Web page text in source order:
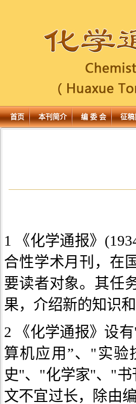
首页 本刊简介 编 委 会 征稿
1 《化学通报》
合性学术月刊，在
要读者对象。其任
果，介绍新的知识
2 《化学通报》设
算机应用”、"实
史"、"化学家"、"
文不宜过长，除由